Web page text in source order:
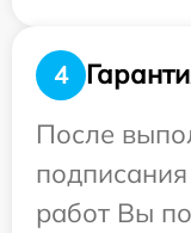
4
После
работ Вы